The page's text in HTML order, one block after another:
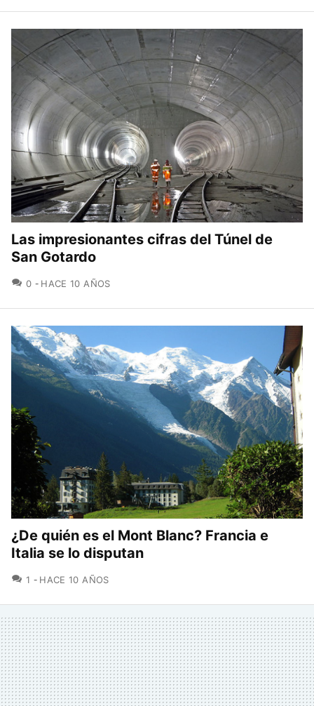
Las impresionantes cifras del Túnel de
San Gotardo
0 COMENTARIOS
HACE 10 AÑOS
¿De quién es el Mont Blanc? Francia e
Italia se lo disputan
1 COMENTARIOS
HACE 10 AÑOS